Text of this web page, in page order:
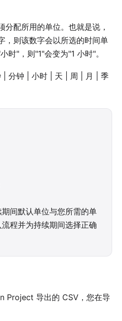
配所用的单位。也就是说，
，则该数字会以所选的时间单
时"，则"1"会变为"1 小时"。
| 分钟 | 小时 | 天 | 周 | 月 | 季
间默认单位与您所需的单
程并为持续期间选择正确
Project 导出的 CSV，您在导